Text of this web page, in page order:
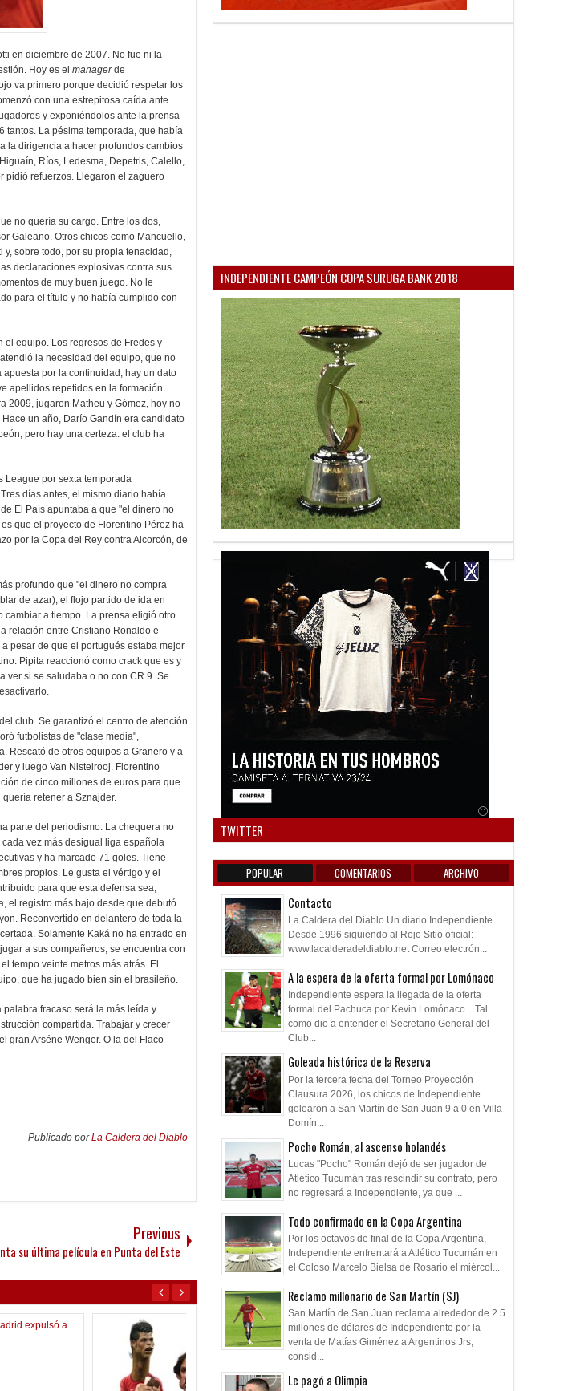
en diciembre de 2007. No fue ni la
Hoy es el managerde
va primero porque decidió respetar los
con una estrepitosa caída ante
y exponiéndolos ante la prensa
tantos. La pésima temporada, que había
la dirigencia a hacer profundos cambios
Ríos, Ledesma, Depetris, Calello,
pidió refuerzos. Llegaron el zaguero
no quería su cargo. Entre los dos,
Galeano. Otros chicos como Mancuello,
sobre todo, por su propia tenacidad,
declaraciones explosivas contra sus
de muy buen juego. No le
para el título y no había cumplido con
equipo. Los regresos de Fredes y
la necesidad del equipo, que no
por la continuidad, hay un dato
apellidos repetidos en la formación
2009, jugaron Matheu y Gómez, hoy no
un año, Darío Gandín era candidato
pero hay una certeza: el club ha
League por sexta temporada
días antes, el mismo diario había
El País apuntaba a que "el dinero no
que el proyecto de Florentino Pérez ha
por la Copa del Rey contra Alcorcón, de
profundo que "el dinero no compra
de azar), el flojo partido de ida en
cambiar a tiempo. La prensa eligió otro
relación entre Cristiano Ronaldo e
pesar de que el portugués estaba mejor
Pipita reaccionó como crack que es y
ver si se saludaba o no con CR 9. Se
club. Se garantizó el centro de atención
futbolistas de "clase media",
Rescató de otros equipos a Granero y a
y luego Van Nistelrooj. Florentino
de cinco millones de euros para que
retener a Sznajder.
parte del periodismo. La chequera no
vez más desigual liga española
y ha marcado 71 goles. Tiene
propios. Le gusta el vértigo y el
para que esta defensa sea,
el registro más bajo desde que debutó
Reconvertido en delantero de toda la
Solamente Kaká no ha entrado en
a sus compañeros, se encuentra con
tempo veinte metros más atrás. El
que ha jugado bien sin el brasileño.
fracaso será la más leída y
compartida. Trabajar y crecer
gran Arséne Wenger. O la del Flaco
Publicado porLa Caldera del Diablo
Previous
su última película en Punta del Este
INDEPENDIENTE CAMPEÓN COPA SURUGA BANK 2018
TWITTER
POPULAR COMENTARIOS ARCHIVO
Contacto
La Caldera del Diablo Un diario Independiente
Desde 1996 siguiendo al Rojo Sitio oficial:
www.lacalderadeldiablo.net Correo electrón...
A la espera de la oferta formal por Lomónaco
Independiente espera la llegada de la oferta
formal del Pachuca por Kevin Lomónaco . Tal
como dio a entender el Secretario General del
Club...
Goleada histórica de la Reserva
Por la tercera fecha del Torneo Proyección
Clausura 2026, los chicos de Independiente
golearon a San Martín de San Juan 9 a 0 en Villa
Domín...
Pocho Román, al ascenso holandés
Lucas "Pocho" Román dejó de ser jugador de
Atlético Tucumán tras rescindir su contrato, pero
no regresará a Independiente, ya que ...
Todo confirmado en la Copa Argentina
Por los octavos de final de la Copa Argentina,
Independiente enfrentará a Atlético Tucumán en
el Coloso Marcelo Bielsa de Rosario el miércol...
Reclamo millonario de San Martín (SJ)
San Martín de San Juan reclama alrededor de 2.5
millones de dólares de Independiente por la
venta de Matías Giménez a Argentinos Jrs,
consid...
Le pagó a Olimpia